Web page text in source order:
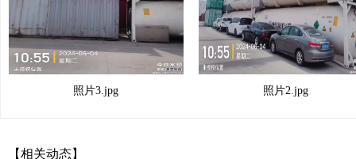
照片3.jpg 照片2.jpg
【相关动态】